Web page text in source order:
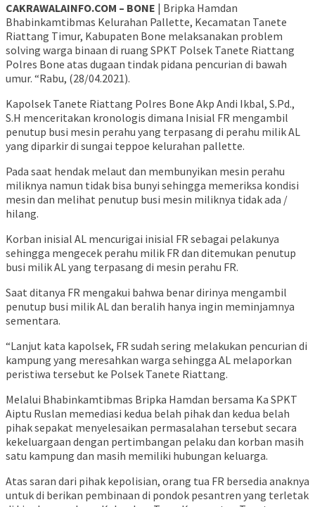
CAKRAWALAINFO.COM – BONE | Bripka Hamdan
Bhabinkamtibmas Kelurahan Pallette, Kecamatan Tanete
Riattang Timur, Kabupaten Bone melaksanakan problem
solving warga binaan di ruang SPKT Polsek Tanete Riattang
Polres Bone atas dugaan tindak pidana pencurian di bawah
umur. “Rabu, (28/04.2021).
Kapolsek Tanete Riattang Polres Bone Akp Andi Ikbal, S.Pd.,
S.H menceritakan kronologis dimana Inisial FR mengambil
penutup busi mesin perahu yang terpasang di perahu milik AL
yang diparkir di sungai teppoe kelurahan pallette.
Pada saat hendak melaut dan membunyikan mesin perahu
miliknya namun tidak bisa bunyi sehingga memeriksa kondisi
mesin dan melihat penutup busi mesin miliknya tidak ada /
hilang.
Korban inisial AL mencurigai inisial FR sebagai pelakunya
sehingga mengecek perahu milik FR dan ditemukan penutup
busi milik AL yang terpasang di mesin perahu FR.
Saat ditanya FR mengakui bahwa benar dirinya mengambil
penutup busi milik AL dan beralih hanya ingin meminjamnya
sementara.
“Lanjut kata kapolsek, FR sudah sering melakukan pencurian di
kampung yang meresahkan warga sehingga AL melaporkan
peristiwa tersebut ke Polsek Tanete Riattang.
Melalui Bhabinkamtibmas Bripka Hamdan bersama Ka SPKT
Aiptu Ruslan memediasi kedua belah pihak dan kedua belah
pihak sepakat menyelesaikan permasalahan tersebut secara
kekeluargaan dengan pertimbangan pelaku dan korban masih
satu kampung dan masih memiliki hubungan keluarga.
Atas saran dari pihak kepolisian, orang tua FR bersedia anaknya
untuk di berikan pembinaan di pondok pesantren yang terletak